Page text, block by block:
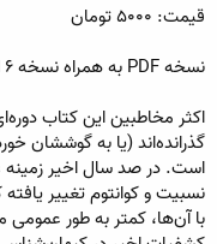
قیمت: ۵۰۰۰ تومان
نسخه PDF به همراه نسخه ۶ اینچی مخصوص موبایل
اکثر مخاطبین این کتاب
گذرانده‌اند (یا به گوششان
است. در صد سال اخیر زمینه
نسبیت و کوانتوم تغییر
با آن‌ها، کمتر به طور عمومی